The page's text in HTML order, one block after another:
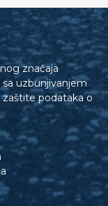
značaja
uzbunjivanjem
podataka o